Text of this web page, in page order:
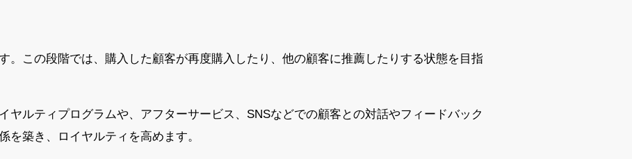
。この段階では、購入した顧客が再度購入したり、他の顧客に推薦したりする状態を目指
ヤルティプログラムや、アフターサービス、SNSなどでの顧客との対話やフィードバック
を築き、ロイヤルティを高めます。